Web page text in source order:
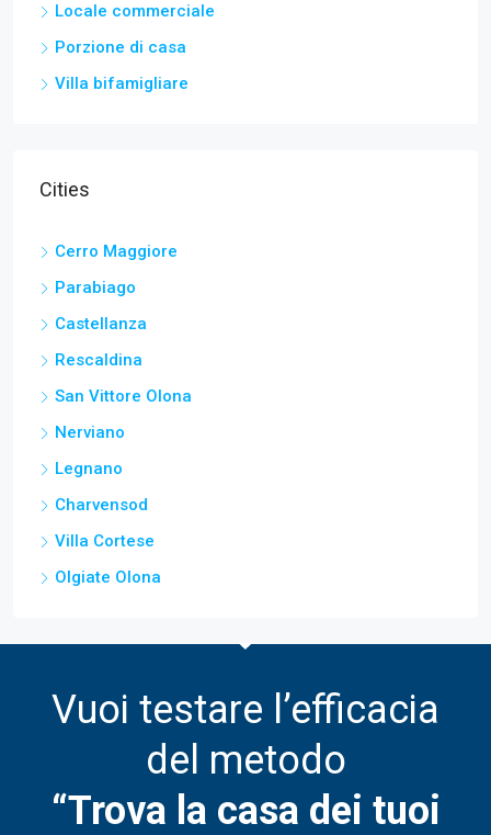
Locale commerciale
Porzione di casa
Villa bifamigliare
Cities
Cerro Maggiore
Parabiago
Castellanza
Rescaldina
San Vittore Olona
Nerviano
Legnano
Charvensod
Villa Cortese
Olgiate Olona
Vuoi testare l’efficacia
del metodo
“Trova la casa dei tuoi